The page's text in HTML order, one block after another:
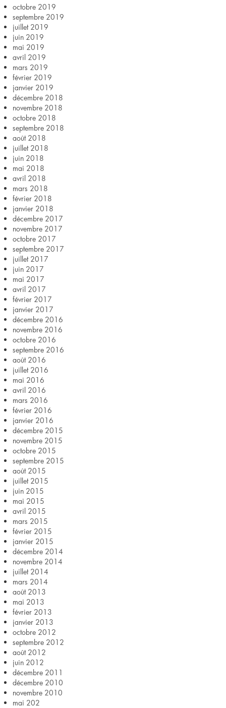
octobre 2019
septembre 2019
juillet 2019
juin 2019
mai 2019
avril 2019
mars 2019
février 2019
janvier 2019
décembre 2018
novembre 2018
octobre 2018
septembre 2018
août 2018
juillet 2018
juin 2018
mai 2018
avril 2018
mars 2018
février 2018
janvier 2018
décembre 2017
novembre 2017
octobre 2017
septembre 2017
juillet 2017
juin 2017
mai 2017
avril 2017
février 2017
janvier 2017
décembre 2016
novembre 2016
octobre 2016
septembre 2016
août 2016
juillet 2016
mai 2016
avril 2016
mars 2016
février 2016
janvier 2016
décembre 2015
novembre 2015
octobre 2015
septembre 2015
août 2015
juillet 2015
juin 2015
mai 2015
avril 2015
mars 2015
février 2015
janvier 2015
décembre 2014
novembre 2014
juillet 2014
mars 2014
août 2013
mai 2013
février 2013
janvier 2013
octobre 2012
septembre 2012
août 2012
juin 2012
décembre 2011
décembre 2010
novembre 2010
mai 202